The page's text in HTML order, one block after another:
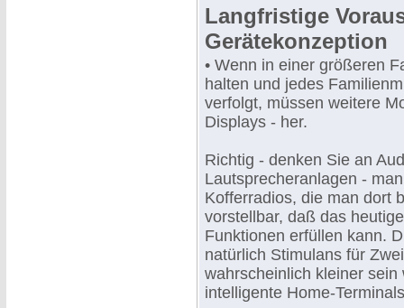
Langfristige
Gerätekonzeption
• Wenn in einer größeren
halten und jedes
verfolgt, müssen weitere
Displays - her.
Richtig - denken Sie an
Lautsprecheranlagen -
Kofferradios, die man dort
vorstellbar, daß das
Funktionen erfüllen kann.
natürlich Stimulans für
wahrscheinlich kleiner
intelligente Home-